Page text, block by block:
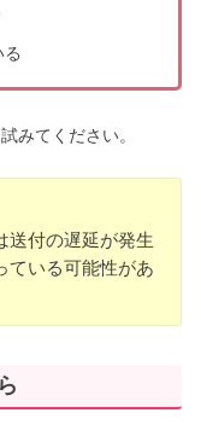
みてください。
送付の遅延が発生
ている可能性があ